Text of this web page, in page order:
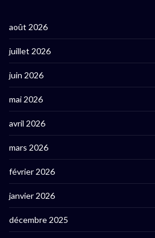
août 2026
juillet 2026
juin 2026
mai 2026
avril 2026
mars 2026
février 2026
janvier 2026
décembre 2025